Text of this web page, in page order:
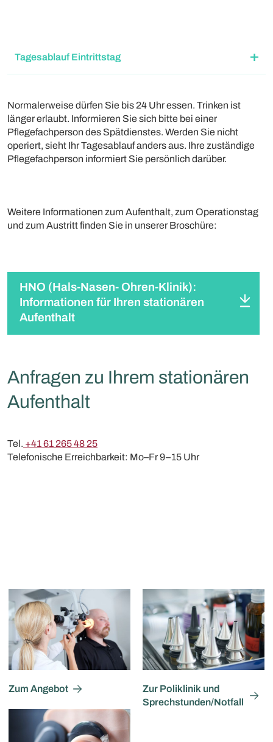
Tagesablauf Eintrittstag
Normalerweise dürfen Sie bis 24 Uhr essen. Trinken ist
länger erlaubt. Informieren Sie sich bitte bei einer
Pflegefachperson des Spätdienstes. Werden Sie nicht
operiert, sieht Ihr Tagesablauf anders aus. Ihre zuständige
Pflegefachperson informiert Sie persönlich darüber.
Weitere Informationen zum Aufenthalt, zum Operationstag
und zum Austritt finden Sie in unserer Broschüre:
HNO (Hals-Nasen- Ohren-Klinik):
Informationen für Ihren stationären
Aufenthalt
Anfragen zu Ihrem stationären
Aufenthalt
Tel. +41 61 265 48 25
Telefonische Erreichbarkeit: Mo–Fr 9–15 Uhr
Zum Angebot
Zur Poliklinik und
Sprechstunden/Notfall